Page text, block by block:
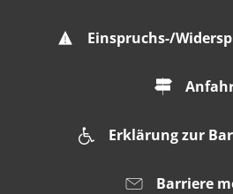
Einspruchs-/
Erklärung zur
Barriere